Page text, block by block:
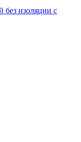
изоляции с